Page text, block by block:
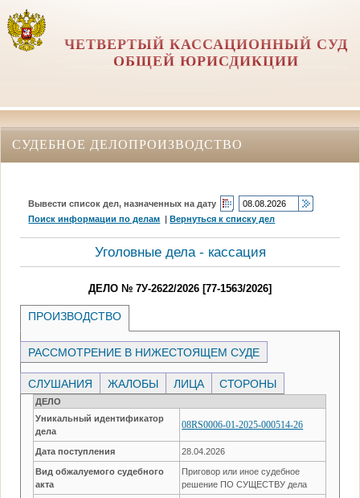
ЧЕТВЕРТЫЙ КАССАЦИОННЫЙ СУД
ОБЩЕЙ ЮРИСДИКЦИИ
СУДЕБНОЕ ДЕЛОПРОИЗВОДСТВО
Вывести список дел, назначенных на дату
Поиск информации по делам |Вернуться к списку дел
Уголовные дела - кассация
ДЕЛО № 7У-2622/2026 [77-1563/2026]
ПРОИЗВОДСТВО
РАССМОТРЕНИЕ В НИЖЕСТОЯЩЕМ СУДЕ
СЛУШАНИЯ ЖАЛОБЫ ЛИЦА СТОРОНЫ
ДЕЛО
Уникальный идентификатор
дела
08RS0006-01-2025-000514-26
Дата поступления 28.04.2026
Вид обжалуемого судебного
акта
Приговор или иное судебное
решение ПО СУЩЕСТВУ дела